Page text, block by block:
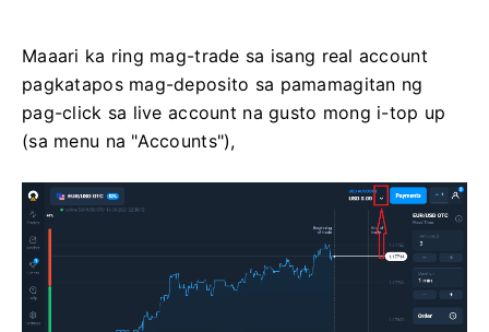
Maaari ka ring mag-trade sa isang real account
pagkatapos mag-deposito sa pamamagitan ng
pag-click sa live account na gusto mong i-top up
(sa menu na "Accounts"),